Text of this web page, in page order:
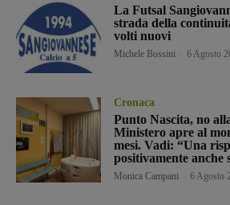
La Futsal
strada della
volti nuovi
Michele Bossini 6 Agosto
Cronaca
Punto Nascita, no
Ministero apre al
mesi. Vadi: “Una
positivamente anche
Monica Campani 6 Agosto